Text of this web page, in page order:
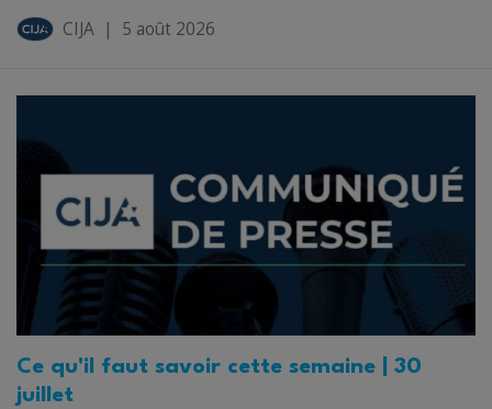
CIJA | 5 août 2026
Ce qu'il faut savoir cette semaine | 30
juillet